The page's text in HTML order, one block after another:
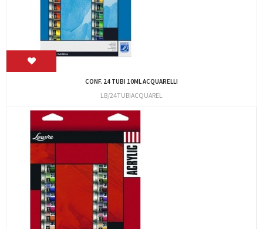
CONF. 24 TUBI 10ML ACQUARELLI
LB/24TUBIACQUAREL